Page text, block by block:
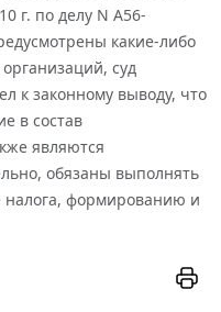
г. по делу N А56-
какие-либо
суд
к законному выводу, что
в состав
являются
обязаны выполнять
формированию и